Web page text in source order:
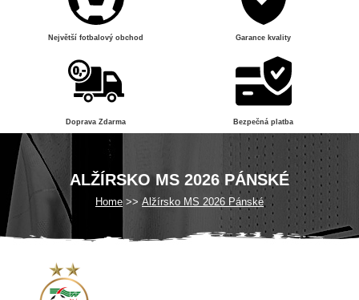
Největší fotbalový obchod Garance kvality
Doprava Zdarma Bezpečná platba
ALŽÍRSKO MS 2026 PÁNSKÉ
Home Alžírsko MS 2026 Pánské